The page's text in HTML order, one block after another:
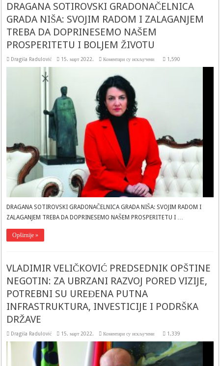
DRAGANA SOTIROVSKI GRADONAČELNICA
GRADA NIŠA: SVOJIM RADOM I ZALAGANJEM
TREBA DA DOPRINESEMO NAŠEM
PROSPERITETU I BOLJEM ŽIVOTU
Dragiša Radulović 15. март 2022. Коментари су искљученина
NAŠEM
PROSPERITETU
BOLJEM
ŽIVOTU
1,590
DRAGANA SOTIROVSKI GRADONAČELNICA GRADA NIŠA: SVOJIM RADOM I
ZALAGANJEM TREBA DA DOPRINESEMO NAŠEM PROSPERITETU I …
Opširnije »
VLADIMIR VELIČKOVIĆ PREDSEDNIK OPŠTINE
NEGOTIN: ZA UBRZANI RAZVOJ PORED VIZIJE,
POTREBNI SU UREĐENA PUTNA
INFRASTRUKTURA, INVESTICIJE I PODRŠKA
DRŽAVE
Dragiša Radulović 15. март 2022. Коментари су искљученина
VELIČKOVIĆ
PREDSEDNIK
OPŠTINE
NEGOTIN:
1,339